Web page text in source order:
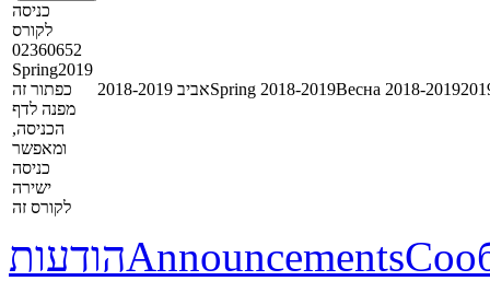
כניסה
לקורס
02360652
Spring2019
כפתור זה
מפנה לדף
הכניסה,
ומאפשר
כניסה
ישירה
לקורס זה
אביב 2018-2019Spring 2018-2019Весна 2018-2019
הודעותAnnouncements